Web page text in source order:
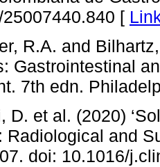
[
R.A. and
Gastrointestinal
7th edn.
D. et al. (2020)
Radiological and
doi: 10.1016/